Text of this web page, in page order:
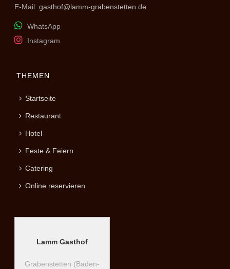
E-Mail:gasthof@lamm-grabenstetten.de
WhatsApp
Instagram
THEMEN
Startseite
Restaurant
Hotel
Feste & Feiern
Catering
Online reservieren
Lamm Gasthof
Grabenstetten (Baden-